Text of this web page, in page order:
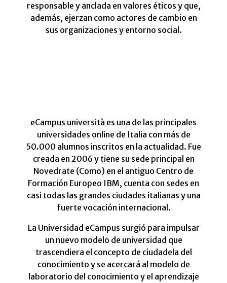
responsable y anclada en valores éticos y que,
además, ejerzan como actores de cambio en
sus organizaciones y entorno social.
eCampus università es una de las principales
universidades online de Italia con más de
50.000 alumnos inscritos en la actualidad. Fue
creada en 2006 y tiene su sede principal en
Novedrate (Como) en el antiguo Centro de
Formación Europeo IBM, cuenta con sedes en
casi todas las grandes ciudades italianas y una
fuerte vocación internacional.
La Universidad eCampus surgió para impulsar
un nuevo modelo de universidad que
trascendiera el concepto de ciudadela del
conocimiento y se acercará al modelo de
laboratorio del conocimiento y el aprendizaje